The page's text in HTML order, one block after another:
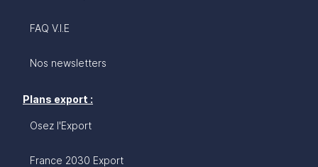
FAQ V.I.E
Nos newsletters
Plans export :
Osez l'Export
France 2030 Export